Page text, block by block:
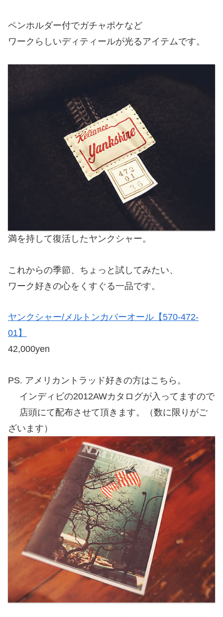
ペンホルダー付でガチャポケなど
ワークらしいディティールが光るアイテムです。
満を持して復活したヤンクシャー。
これからの季節、ちょっと試してみたい、
ワーク好きの心をくすぐる一品です。
ヤンクシャー/メルトンカバーオール【570-472-
01】
42,000yen
PS. アメリカントラッド好きの方はこちら。
インディビの2012AWカタログが入ってますので
店頭にて配布させて頂きます。（数に限りがご
ざいます）